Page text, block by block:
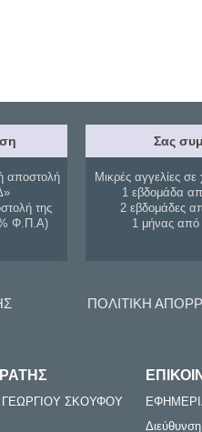
αποστολή
της
Φ.Π.Α)
Σας
Μικρές αγγελίες σε
1 εβδομάδα
2 εβδομάδες
1 μήνας
ΠΟΛΙΤΙΚΗ
ΣΚΟΥΦΟΥ